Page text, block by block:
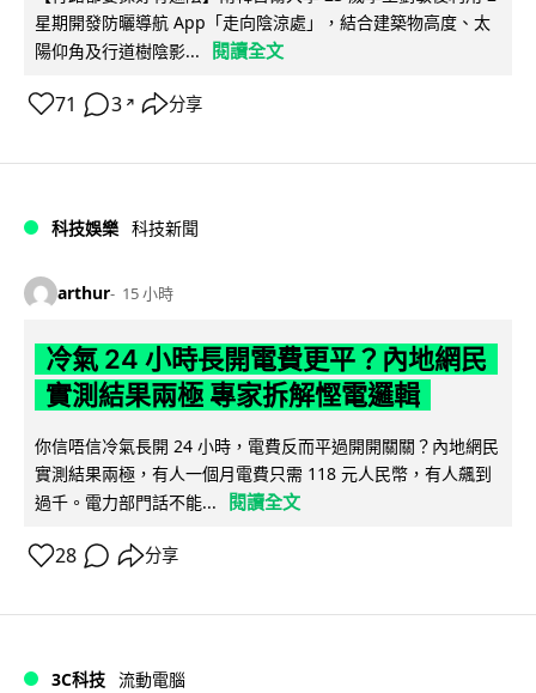
星期開發防曬導航 App「走向陰涼處」，結合建築物高度、太
陽仰角及行道樹陰影...
閱讀全文
71 3 ↗ 分享
科技娛樂 科技新聞
arthur 15 小時
冷氣 24 小時長開電費更平？內地網民
實測結果兩極 專家拆解慳電邏輯
你信唔信冷氣長開 24 小時，電費反而平過開開關關？內地網民
實測結果兩極，有人一個月電費只需 118 元人民幣，有人飆到
過千。電力部門話不能...
閱讀全文
28 分享
3C科技 流動電腦